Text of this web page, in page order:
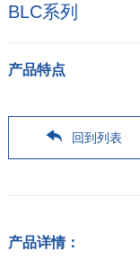
BLC系列
产品特点
回到列表
产品详情：